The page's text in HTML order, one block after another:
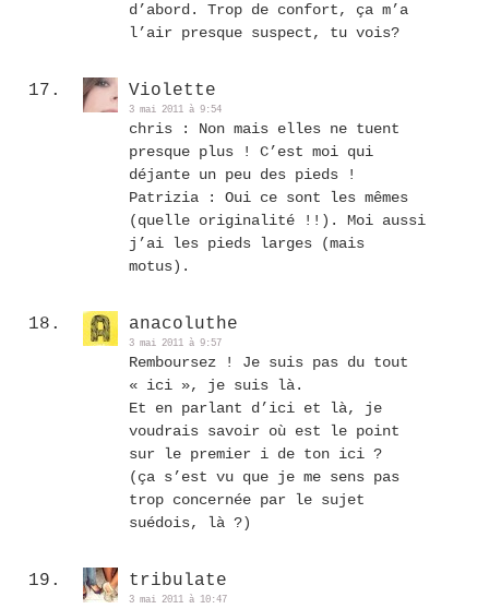
d’abord. Trop de confort, ça m’a
l’air presque suspect, tu vois?
Violette
3 mai 2011 à 9:54
chris : Non mais elles ne tuent
presque plus ! C’est moi qui
déjante un peu des pieds !
Patrizia : Oui ce sont les mêmes
(quelle originalité !!). Moi aussi
j’ai les pieds larges (mais
motus).
anacoluthe
3 mai 2011 à 9:57
Remboursez ! Je suis pas du tout
« ici », je suis là.
Et en parlant d’ici et là, je
voudrais savoir où est le point
sur le premier i de ton ici ?
(ça s’est vu que je me sens pas
trop concernée par le sujet
suédois, là ?)
tribulate
3 mai 2011 à 10:47